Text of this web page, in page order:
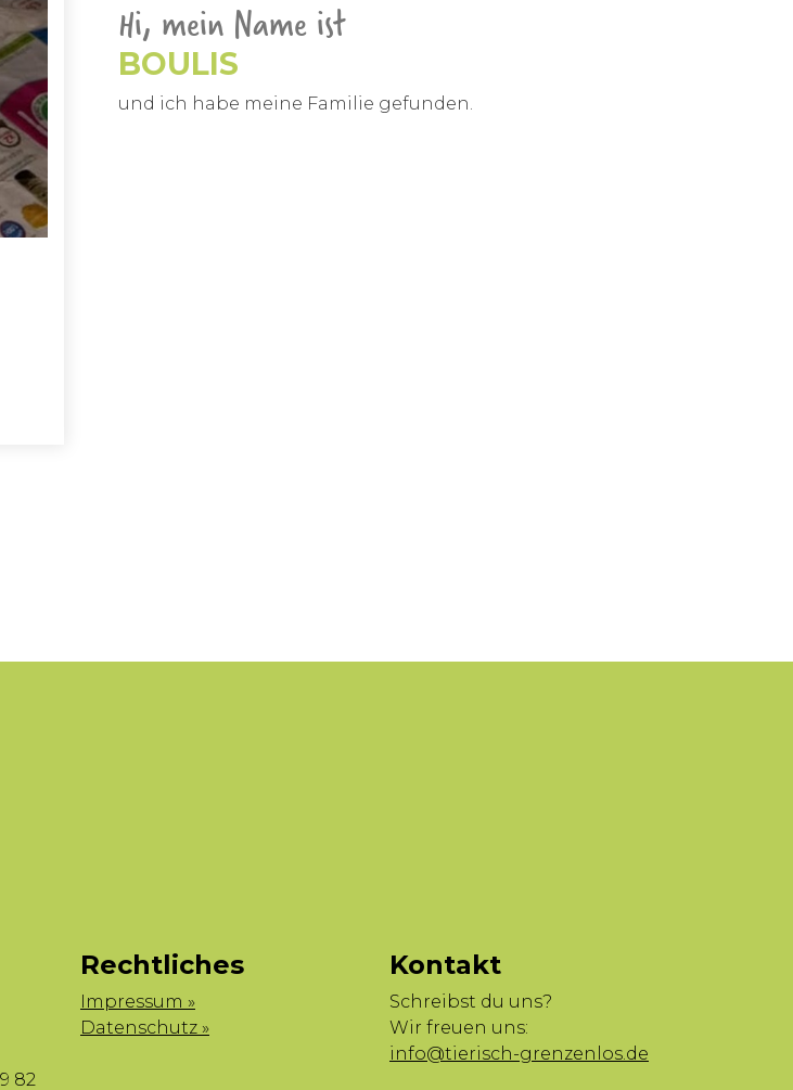
Hi, mein Name ist
BOULIS
und ich habe meine Familie gefunden.
82
Rechtliches
Impressum »
Datenschutz »
Kontakt
Schreibst du uns?
Wir freuen uns:
info@tierisch-grenzenlos.de